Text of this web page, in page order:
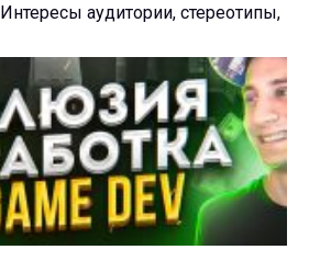
аудитории, стереотипы,